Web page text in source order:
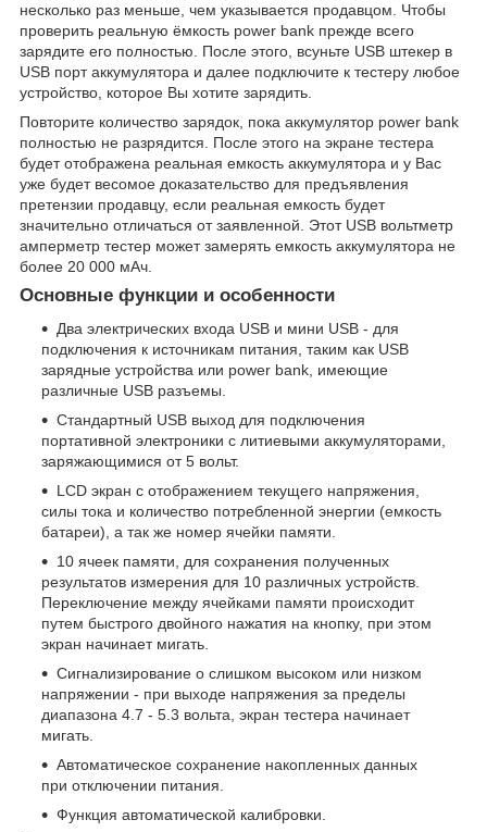
несколько раз меньше, чем указывается продавцом. Чтобы
проверить реальную ёмкость power bank прежде всего
зарядите его полностью. После этого, всуньте USB штекер в
USB порт аккумулятора и далее подключите к тестеру любое
устройство, которое Вы хотите зарядить.
Повторите количество зарядок, пока аккумулятор power bank
полностью не разрядится. После этого на экране тестера
будет отображена реальная емкость аккумулятора и у Вас
уже будет весомое доказательство для предъявления
претензии продавцу, если реальная емкость будет
значительно отличаться от заявленной. Этот USB вольтметр
амперметр тестер может замерять емкость аккумулятора не
более 20 000 мАч.
Основные функции и особенности
Два электрических входа USB и мини USB - для
подключения к источникам питания, таким как USB
зарядные устройства или power bank, имеющие
различные USB разъемы.
Стандартный USB выход для подключения
портативной электроники с литиевыми аккумуляторами,
заряжающимися от 5 вольт.
LCD экран с отображением текущего напряжения,
силы тока и количество потребленной энергии (емкость
батареи), а так же номер ячейки памяти.
10 ячеек памяти, для сохранения полученных
результатов измерения для 10 различных устройств.
Переключение между ячейками памяти происходит
путем быстрого двойного нажатия на кнопку, при этом
экран начинает мигать.
Сигнализирование о слишком высоком или низком
напряжении - при выходе напряжения за пределы
диапазона 4.7 - 5.3 вольта, экран тестера начинает
мигать.
Автоматическое сохранение накопленных данных
при отключении питания.
Функция автоматической калибровки.